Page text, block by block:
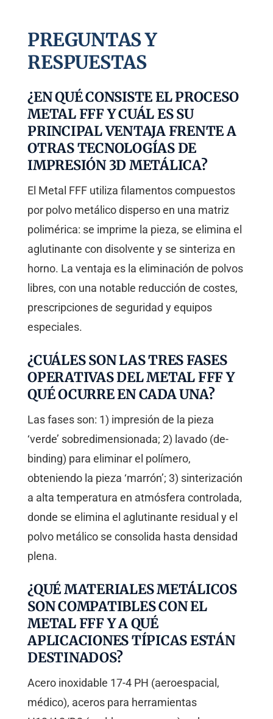
PREGUNTAS Y
RESPUESTAS
¿EN QUÉ CONSISTE EL PROCESO
METAL FFF Y CUÁL ES SU
PRINCIPAL VENTAJA FRENTE A
OTRAS TECNOLOGÍAS DE
IMPRESIÓN 3D METÁLICA?
El Metal FFF utiliza filamentos compuestos
por polvo metálico disperso en una matriz
polimérica: se imprime la pieza, se elimina el
aglutinante con disolvente y se sinteriza en
horno. La ventaja es la eliminación de polvos
libres, con una notable reducción de costes,
prescripciones de seguridad y equipos
especiales.
¿CUÁLES SON LAS TRES FASES
OPERATIVAS DEL METAL FFF Y
QUÉ OCURRE EN CADA UNA?
Las fases son: 1) impresión de la pieza
‘verde’ sobredimensionada; 2) lavado (de-
binding) para eliminar el polímero,
obteniendo la pieza ‘marrón’; 3) sinterización
a alta temperatura en atmósfera controlada,
donde se elimina el aglutinante residual y el
polvo metálico se consolida hasta densidad
plena.
¿QUÉ MATERIALES METÁLICOS
SON COMPATIBLES CON EL
METAL FFF Y A QUÉ
APLICACIONES TÍPICAS ESTÁN
DESTINADOS?
Acero inoxidable 17-4 PH (aeroespacial,
médico), aceros para herramientas